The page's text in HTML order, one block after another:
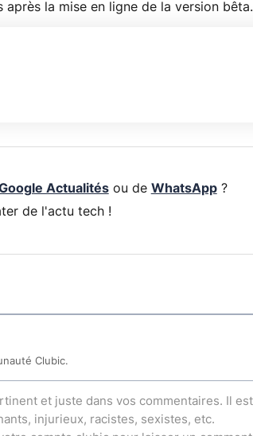
la mise en ligne de la version bêta.
Actualitésou de WhatsApp?
de l'actu tech !
Clubic.